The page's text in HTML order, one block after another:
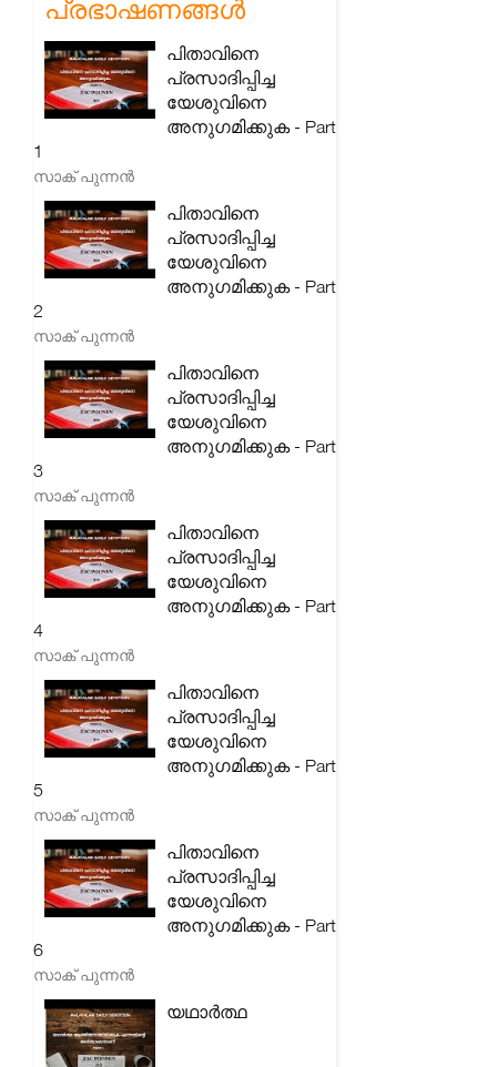
പ്രഭാഷണങ്ങൾ
പിതാവിനെ
പ്രസാദിപ്പിച്ച
യേശുവിനെ
അനുഗമിക്കുക - Part
1
സാക് പുന്നൻ
പിതാവിനെ
പ്രസാദിപ്പിച്ച
യേശുവിനെ
അനുഗമിക്കുക - Part
2
സാക് പുന്നൻ
പിതാവിനെ
പ്രസാദിപ്പിച്ച
യേശുവിനെ
അനുഗമിക്കുക - Part
3
സാക് പുന്നൻ
പിതാവിനെ
പ്രസാദിപ്പിച്ച
യേശുവിനെ
അനുഗമിക്കുക - Part
4
സാക് പുന്നൻ
പിതാവിനെ
പ്രസാദിപ്പിച്ച
യേശുവിനെ
അനുഗമിക്കുക - Part
5
സാക് പുന്നൻ
പിതാവിനെ
പ്രസാദിപ്പിച്ച
യേശുവിനെ
അനുഗമിക്കുക - Part
6
സാക് പുന്നൻ
യഥാർത്ഥ